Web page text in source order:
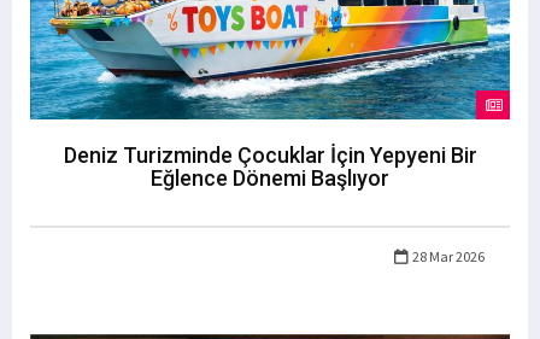
Deniz Turizminde Çocuklar İçin Yepyeni Bir
Eğlence Dönemi Başlıyor
28 Mar 2026